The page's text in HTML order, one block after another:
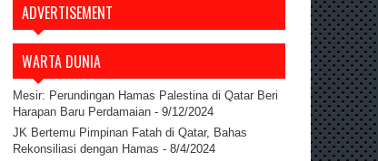
ADVERTISEMENT
WARTA DUNIA
Mesir: Perundingan Hamas Palestina di Qatar Beri
Harapan Baru Perdamaian - 9/12/2024
JK Bertemu Pimpinan Fatah di Qatar, Bahas
Rekonsiliasi dengan Hamas - 8/4/2024